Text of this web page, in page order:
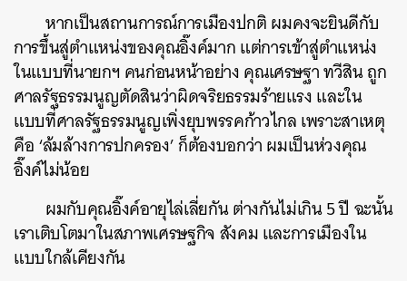
หากเป็นสถานการณ์การเมืองปกติ ผมคงจะยินดีกับ
การขึ้นสู่ตำแหน่งของคุณอิ๊งค์มาก แต่การเข้าสู่ตำแหน่ง
ในแบบที่นายกฯ คนก่อนหน้าอย่าง คุณเศรษฐา ทวีสิน ถูก
ศาลรัฐธรรมนูญตัดสินว่าผิดจริยธรรมร้ายแรง และใน
แบบที่ศาลรัฐธรรมนูญเพิ่งยุบพรรคก้าวไกล เพราะสาเหตุ
คือ ‘ล้มล้างการปกครอง’ ก็ต้องบอกว่า ผมเป็นห่วงคุณ
อิ๊งค์ไม่น้อย
ผมกับคุณอิ๊งค์อายุไล่เลี่ยกัน ต่างกันไม่เกิน 5 ปี ฉะนั้น
เราเติบโตมาในสภาพเศรษฐกิจ สังคม และการเมืองใน
แบบใกล้เคียงกัน